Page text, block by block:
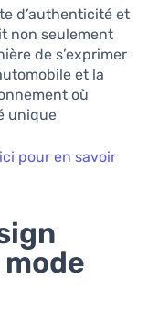
d’authenticité et
non seulement
de s’exprimer
et la
où
unique.
pour en savoir